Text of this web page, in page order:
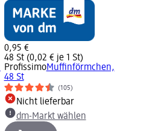
0,95 €
48 St (0,02 € je 1 St)
ProfissimoMuffinförmchen,
48 St
(105)
Nicht lieferbar
dm-Markt wählen